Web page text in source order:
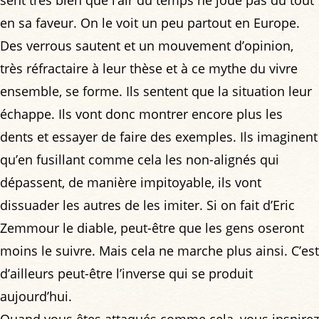
en sa faveur. On le voit un peu partout en Europe.
Des verrous sautent et un mouvement d’opinion,
très réfractaire à leur thèse et à ce mythe du vivre
ensemble, se forme. Ils sentent que la situation leur
échappe. Ils vont donc montrer encore plus les
dents et essayer de faire des exemples. Ils imaginent
qu’en fusillant comme cela les non-alignés qui
dépassent, de manière impitoyable, ils vont
dissuader les autres de les imiter. Si on fait d’Eric
Zemmour le diable, peut-être que les gens oseront
moins le suivre. Mais cela ne marche plus ainsi. C’est
d’ailleurs peut-être l’inverse qui se produit
aujourd’hui.